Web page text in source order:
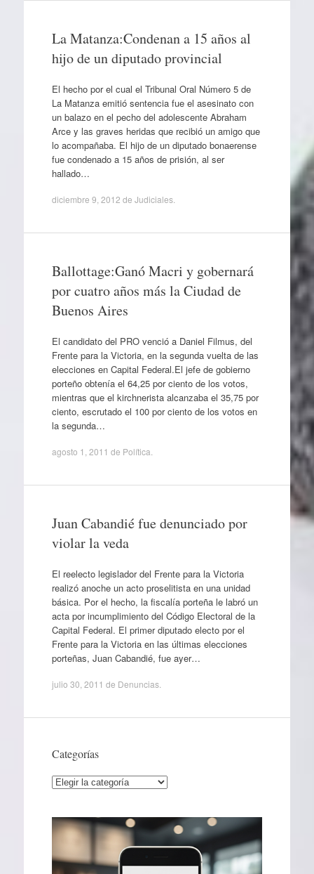
La Matanza:Condenan a 15 años al
hijo de un diputado provincial
El hecho por el cual el Tribunal Oral Número 5 de
La Matanza emitió sentencia fue el asesinato con
un balazo en el pecho del adolescente Abraham
Arce y las graves heridas que recibió un amigo que
lo acompañaba. El hijo de un diputado bonaerense
fue condenado a 15 años de prisión, al ser
hallado…
diciembre 9, 2012 de Judiciales.
Ballottage:Ganó Macri y gobernará
por cuatro años más la Ciudad de
Buenos Aires
El candidato del PRO venció a Daniel Filmus, del
Frente para la Victoria, en la segunda vuelta de las
elecciones en Capital Federal.El jefe de gobierno
porteño obtenía el 64,25 por ciento de los votos,
mientras que el kirchnerista alcanzaba el 35,75 por
ciento, escrutado el 100 por ciento de los votos en
la segunda…
agosto 1, 2011 de Política
Juan Cabandié fue denunciado por
violar la veda
El reelecto legislador del Frente para la Victoria
realizó anoche un acto proselitista en una unidad
básica. Por el hecho, la fiscalía porteña le labró un
acta por incumplimiento del Código Electoral de la
Capital Federal. El primer diputado electo por el
Frente para la Victoria en las últimas elecciones
porteñas, Juan Cabandié, fue ayer…
julio 30, 2011 de Denuncias.
Categorías
Categorías